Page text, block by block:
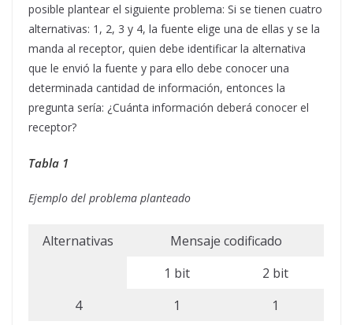
posible plantear el siguiente problema: Si se tienen cuatro
alternativas: 1, 2, 3 y 4, la fuente elige una de ellas y se la
manda al receptor, quien debe identificar la alternativa
que le envió la fuente y para ello debe conocer una
determinada cantidad de información, entonces la
pregunta sería: ¿Cuánta información deberá conocer el
receptor?
Tabla 1
Ejemplo del problema planteado
Alternativas
Mensaje codificado
1 bit
2 bit
4
1
1